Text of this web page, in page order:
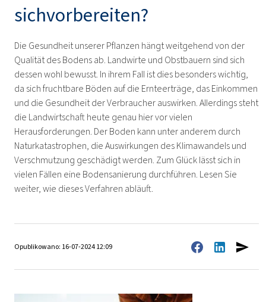
sichvorbereiten?
Die Gesundheit unserer Pflanzen hängt weitgehend von der
Qualität des Bodens ab. Landwirte und Obstbauern sind sich
dessen wohl bewusst. In ihrem Fall ist dies besonders wichtig,
da sich fruchtbare Böden auf die Ernteerträge, das Einkommen
und die Gesundheit der Verbraucher auswirken. Allerdings steht
die Landwirtschaft heute genau hier vor vielen
Herausforderungen. Der Boden kann unter anderem durch
Naturkatastrophen, die Auswirkungen des Klimawandels und
Verschmutzung geschädigt werden. Zum Glück lässt sich in
vielen Fällen eine Bodensanierung durchführen. Lesen Sie
weiter, wie dieses Verfahren abläuft.
Opublikowano: 16-07-2024 12:09